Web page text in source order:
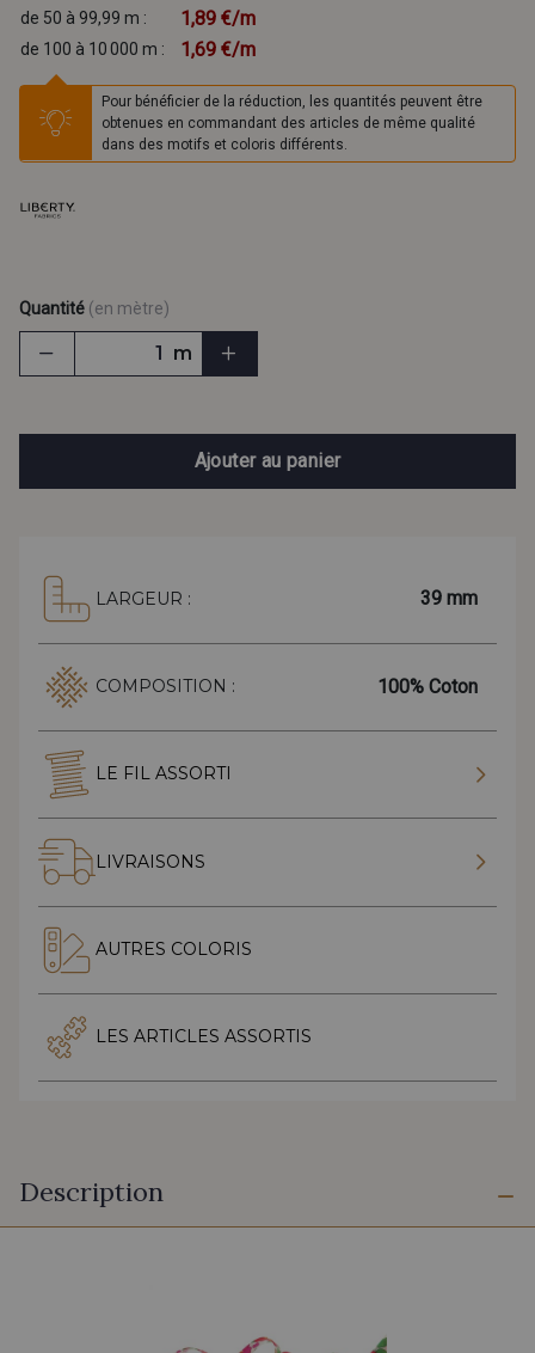
de 50 à 99,99 m : 1,89 €/m
de 100 à 10 000 m : 1,69 €/m
Pour bénéficier de la réduction, les quantités peuvent être
obtenues en commandant des articles de même qualité
dans des motifs et coloris différents.
Quantité (en mètre)
m
Ajouter au panier
LARGEUR : 39 mm
COMPOSITION : 100% Coton
LE FIL ASSORTI
LIVRAISONS
AUTRES COLORIS
LES ARTICLES ASSORTIS
Description